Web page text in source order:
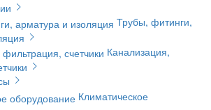
Трубы, фитинги,
Канализация,
Климатическое